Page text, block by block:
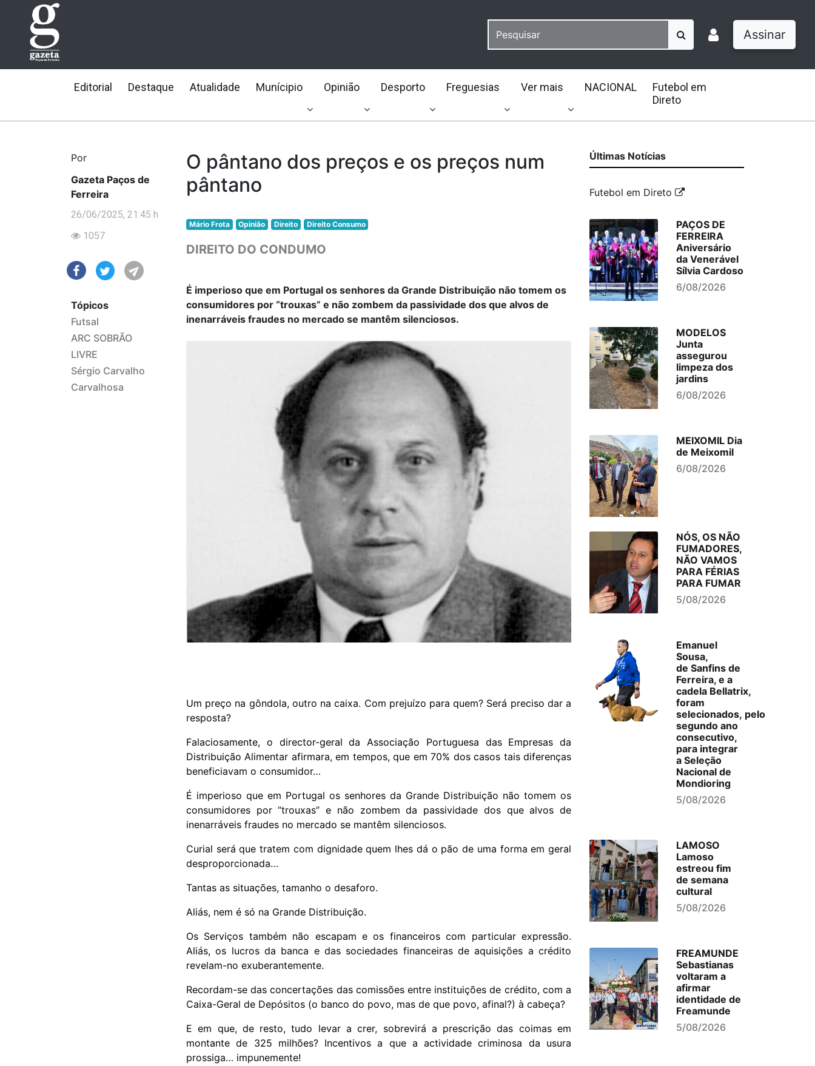
Assinar
Editorial Destaque Atualidade Munícipio Opinião Desporto Freguesias Ver mais NACIONAL
Futebol em
Direto
Por
Gazeta Paços de
Ferreira
26/06/2025, 21:45 h
1057
Tópicos
Futsal
ARC SOBRÃO
LIVRE
Sérgio Carvalho
Carvalhosa
O pântano dos preços e os preços num
pântano
Mário Frota Opinião Direito Direito Consumo
DIREITO DO CONDUMO
É imperioso que em Portugal os senhores da Grande Distribuição não tomem os
consumidores por “trouxas” e não zombem da passividade dos que alvos de
inenarráveis fraudes no mercado se mantêm silenciosos.
Um preço na gôndola, outro na caixa. Com prejuízo para quem? Será preciso dar a
resposta?
Falaciosamente, o director-geral da Associação Portuguesa das Empresas da
Distribuição Alimentar afirmara, em tempos, que em 70% dos casos tais diferenças
beneficiavam o consumidor…
É imperioso que em Portugal os senhores da Grande Distribuição não tomem os
consumidores por “trouxas” e não zombem da passividade dos que alvos de
inenarráveis fraudes no mercado se mantêm silenciosos.
Curial será que tratem com dignidade quem lhes dá o pão de uma forma em geral
desproporcionada…
Tantas as situações, tamanho o desaforo.
Aliás, nem é só na Grande Distribuição.
Os Serviços também não escapam e os financeiros com particular expressão.
Aliás, os lucros da banca e das sociedades financeiras de aquisições a crédito
revelam-no exuberantemente.
Recordam-se das concertações das comissões entre instituições de crédito, com a
Caixa-Geral de Depósitos (o banco do povo, mas de que povo, afinal?) à cabeça?
E em que, de resto, tudo levar a crer, sobrevirá a prescrição das coimas em
montante de 325 milhões? Incentivos a que a actividade criminosa da usura
prossiga… impunemente!
Últimas Notícias
Futebol em Direto
PAÇOS DE
FERREIRA
Aniversário
da Venerável
Sílvia Cardoso
6/08/2026
MODELOS
Junta
assegurou
limpeza dos
jardins
6/08/2026
MEIXOMIL Dia
de Meixomil
6/08/2026
NÓS, OS NÃO
FUMADORES,
NÃO VAMOS
PARA FÉRIAS
PARA FUMAR
5/08/2026
Emanuel
Sousa,
de Sanfins de
Ferreira, e a
cadela Bellatrix,
foram
selecionados, pelo
segundo ano
consecutivo,
para integrar
a Seleção
Nacional de
Mondioring
5/08/2026
LAMOSO
Lamoso
estreou fim
de semana
cultural
5/08/2026
FREAMUNDE
Sebastianas
voltaram a
afirmar
identidade de
Freamunde
5/08/2026